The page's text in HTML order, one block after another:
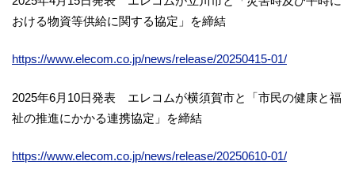
おける物資等供給に関する協定」を締結
https://www.elecom.co.jp/news/release/20250415-01/
2025年6月10日発表 エレコムが横須賀市と「市民の健康と福
祉の推進にかかる連携協定」を締結
https://www.elecom.co.jp/news/release/20250610-01/